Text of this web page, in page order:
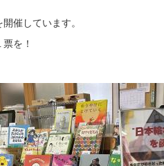
催しています。
を！